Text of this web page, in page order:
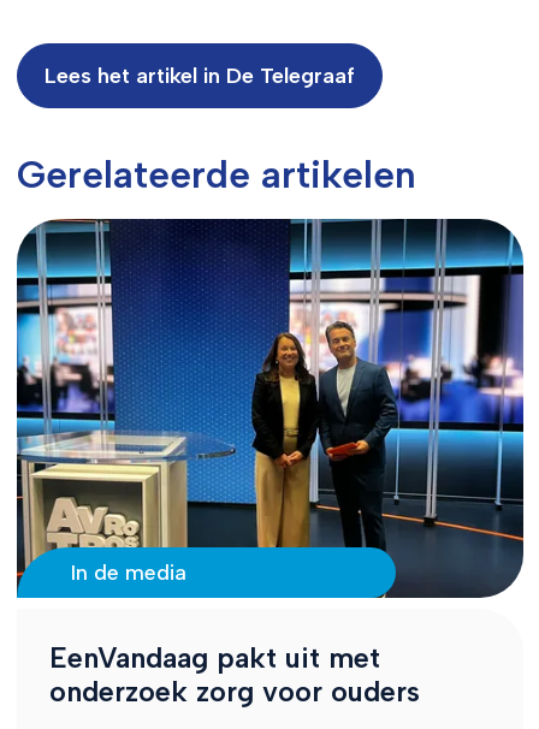
Lees het artikel in De Telegraaf
Gerelateerde artikelen
In de media
EenVandaag pakt uit met
onderzoek zorg voor ouders